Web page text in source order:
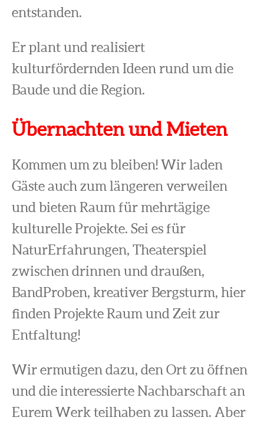
entstanden.
Er plant und realisiert
kulturfördernden Ideen rund um die
Baude und die Region.
Übernachten und Mieten
Kommen um zu bleiben! Wir laden
Gäste auch zum längeren verweilen
und bieten Raum für mehrtägige
kulturelle Projekte. Sei es für
NaturErfahrungen, Theaterspiel
zwischen drinnen und draußen,
BandProben, kreativer Bergsturm, hier
finden Projekte Raum und Zeit zur
Entfaltung!
Wir ermutigen dazu, den Ort zu öffnen
und die interessierte Nachbarschaft an
Eurem Werk teilhaben zu lassen. Aber